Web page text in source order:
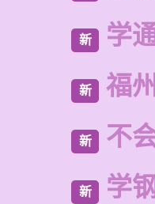
新 学
新 福
新 不
新 学